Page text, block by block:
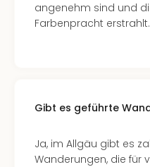
angenehm sind und
Farbenpracht erstrahlt.
Gibt es geführte
Ja, im Allgäu gibt es
Wanderungen, die für